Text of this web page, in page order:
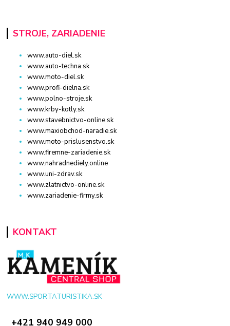
STROJE, ZARIADENIE
www.auto-diel.sk
www.auto-techna.sk
www.moto-diel.sk
www.profi-dielna.sk
www.polno-stroje.sk
www.krby-kotly.sk
www.stavebnictvo-online.sk
www.maxiobchod-naradie.sk
www.moto-prislusenstvo.sk
www.firemne-zariadenie.sk
www.nahradnediely.online
www.uni-zdrav.sk
www.zlatnictvo-online.sk
www.zariadenie-firmy.sk
KONTAKT
WWW.SPORTATURISTIKA.SK
+421 940 949 000